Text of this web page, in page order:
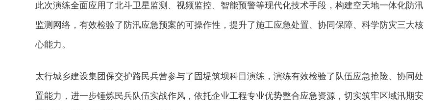
此次演练全面应用了北斗卫星监测、视频监控、智能预警等现代化技术手段，构建空天地一体化防汛
监测网络，有效检验了防汛应急预案的可操作性，提升了施工应急处置、协同保障、科学防灾三大核
心能力。
太行城乡建设集团保交护路民兵营参与了固堤筑坝科目演练，演练有效检验了队伍应急抢险、协同处
置能力，进一步锤炼民兵队伍实战作风，依托企业工程专业优势整合应急资源，切实筑牢区域汛期安